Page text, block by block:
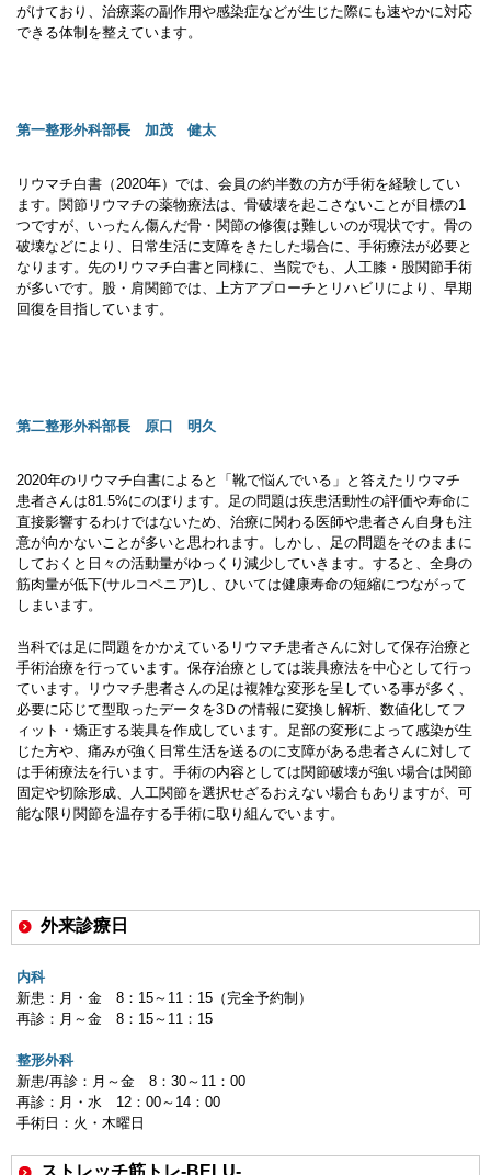
がけており、治療薬の副作用や感染症などが生じた際にも速やかに対応
できる体制を整えています。
第一整形外科部長 加茂 健太
リウマチ白書（2020年）では、会員の約半数の方が手術を経験してい
ます。関節リウマチの薬物療法は、骨破壊を起こさないことが目標の1
つですが、いったん傷んだ骨・関節の修復は難しいのが現状です。骨の
破壊などにより、日常生活に支障をきたした場合に、手術療法が必要と
なります。先のリウマチ白書と同様に、当院でも、人工膝・股関節手術
が多いです。股・肩関節では、上方アプローチとリハビリにより、早期
回復を目指しています。
第二整形外科部長 原口 明久
2020年のリウマチ白書によると「靴で悩んでいる」と答えたリウマチ
患者さんは81.5%にのぼります。足の問題は疾患活動性の評価や寿命に
直接影響するわけではないため、治療に関わる医師や患者さん自身も注
意が向かないことが多いと思われます。しかし、足の問題をそのままに
しておくと日々の活動量がゆっくり減少していきます。すると、全身の
筋肉量が低下(サルコペニア)し、ひいては健康寿命の短縮につながって
しまいます。
当科では足に問題をかかえているリウマチ患者さんに対して保存治療と
手術治療を行っています。保存治療としては装具療法を中心として行っ
ています。リウマチ患者さんの足は複雑な変形を呈している事が多く、
必要に応じて型取ったデータを3Ｄの情報に変換し解析、数値化してフ
ィット・矯正する装具を作成しています。足部の変形によって感染が生
じた方や、痛みが強く日常生活を送るのに支障がある患者さんに対して
は手術療法を行います。手術の内容としては関節破壊が強い場合は関節
固定や切除形成、人工関節を選択せざるおえない場合もありますが、可
能な限り関節を温存する手術に取り組んでいます。
外来診療日
内科
新患：月・金8 ： 15～ 11 ： 15 （完全予約制）
再診：月～金8 ： 15～ 11 ： 15
整形外科
新患/再診：月～金8 ：30～ 11 ：00
再診：月・水 12 ：00～ 14 ：00
手術日：火・木曜日